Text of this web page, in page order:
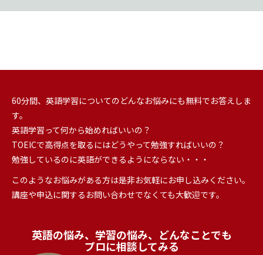
送
60分間、英語学習についてのどんなお悩みにも無料でお答えしま
す。
英語学習って何から始めればいいの？
TOEICで高得点を取るにはどうやって勉強すればいいの？
勉強しているのに英語ができるようにならない・・・
このようなお悩みがある方は是非お気軽にお申し込みください。
講座や申込に関するお問い合わせでなくても大歓迎です。
英語の悩み、学習の悩み、どんなことでも
プロに相談してみる